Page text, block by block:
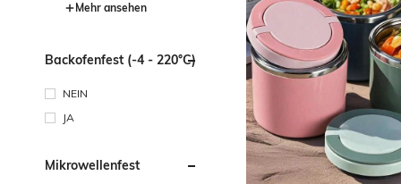
Mehr ansehen
Backofenfest (-4 - 220°C)
NEIN
JA
Mikrowellenfest